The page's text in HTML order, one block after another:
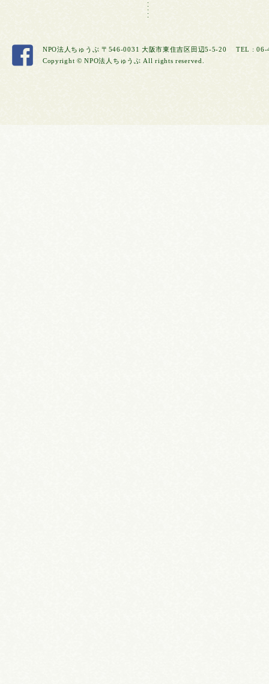
NPO法人ちゅうぶ 〒546-0031 大阪市東住吉区田辺5-5-20 TEL : 06-
Copyright © NPO法人ちゅうぶ All rights reserved.